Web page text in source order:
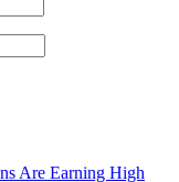
Are Earning High